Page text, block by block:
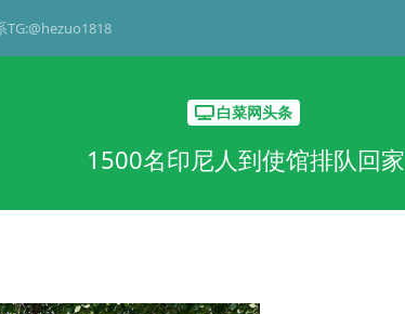
TG:@hezuo1818
白菜网头条
1500名印尼人到使馆排队回家